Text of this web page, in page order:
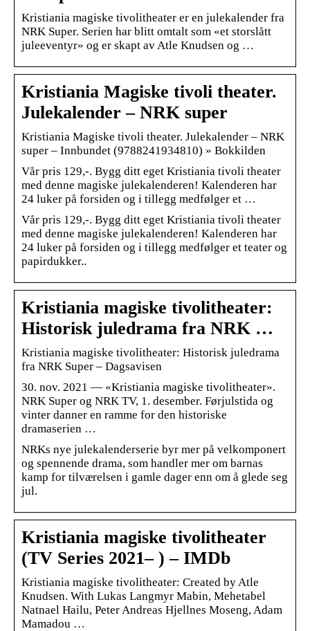
Kristiania magiske tivolitheater er en julekalender fra
NRK Super. Serien har blitt omtalt som «et storslått
juleeventyr» og er skapt av Atle Knudsen og …
Kristiania Magiske tivoli theater.
Julekalender – NRK super
Kristiania Magiske tivoli theater. Julekalender – NRK
super – Innbundet (9788241934810) » Bokkilden
Vår pris 129,-. Bygg ditt eget Kristiania tivoli theater
med denne magiske julekalenderen! Kalenderen har
24 luker på forsiden og i tillegg medfølger et …
Vår pris 129,-. Bygg ditt eget Kristiania tivoli theater
med denne magiske julekalenderen! Kalenderen har
24 luker på forsiden og i tillegg medfølger et teater og
papirdukker..
Kristiania magiske tivolitheater:
Historisk juledrama fra NRK …
Kristiania magiske tivolitheater: Historisk juledrama
fra NRK Super – Dagsavisen
30. nov. 2021 — «Kristiania magiske tivolitheater».
NRK Super og NRK TV, 1. desember. Førjulstida og
vinter danner en ramme for den historiske
dramaserien …
NRKs nye julekalenderserie byr mer på velkomponert
og spennende drama, som handler mer om barnas
kamp for tilværelsen i gamle dager enn om å glede seg
jul.
Kristiania magiske tivolitheater
(TV Series 2021– ) – IMDb
Kristiania magiske tivolitheater: Created by Atle
Knudsen. With Lukas Langmyr Mabin, Mehetabel
Natnael Hailu, Peter Andreas Hjellnes Moseng, Adam
Mamadou …